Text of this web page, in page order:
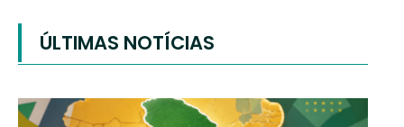
ÚLTIMAS NOTÍCIAS